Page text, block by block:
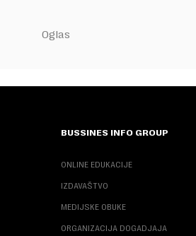
BUSSINES INFO GROUP
ONLINE EDUKACIJE
IZDAVAŠTVO
MEDIJSKE OBUKE
ORGANIZACIJA DOGADJAJA